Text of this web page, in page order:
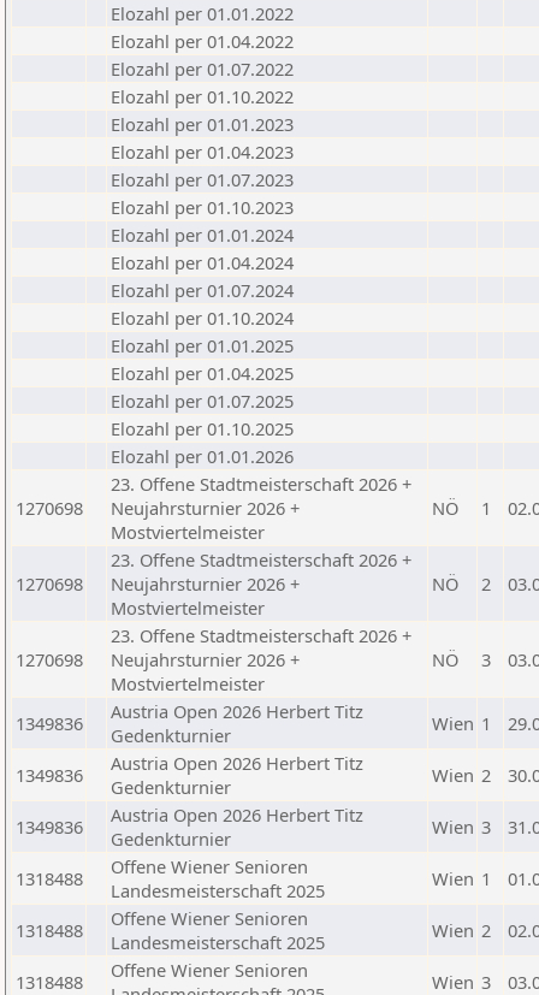
Elozahl per 01.01.2022
Elozahl per 01.04.2022
Elozahl per 01.07.2022
Elozahl per 01.10.2022
Elozahl per 01.01.2023
Elozahl per 01.04.2023
Elozahl per 01.07.2023
Elozahl per 01.10.2023
Elozahl per 01.01.2024
Elozahl per 01.04.2024
Elozahl per 01.07.2024
Elozahl per 01.10.2024
Elozahl per 01.01.2025
Elozahl per 01.04.2025
Elozahl per 01.07.2025
Elozahl per 01.10.2025
Elozahl per 01.01.2026
1270698
23. Offene Stadtmeisterschaft 2026 +
Neujahrsturnier 2026 +
Mostviertelmeister
NÖ 1
1270698
23. Offene Stadtmeisterschaft 2026 +
Neujahrsturnier 2026 +
Mostviertelmeister
NÖ 2
1270698
23. Offene Stadtmeisterschaft 2026 +
Neujahrsturnier 2026 +
Mostviertelmeister
NÖ 3
1349836
Austria Open 2026 Herbert Titz
Gedenkturnier
Wien 1
1349836
Austria Open 2026 Herbert Titz
Gedenkturnier
Wien 2
1349836
Austria Open 2026 Herbert Titz
Gedenkturnier
Wien 3
1318488
Offene Wiener Senioren
Landesmeisterschaft 2025
Wien 1
1318488
Offene Wiener Senioren
Landesmeisterschaft 2025
Wien 2
1318488
Offene Wiener Senioren
Wien 3